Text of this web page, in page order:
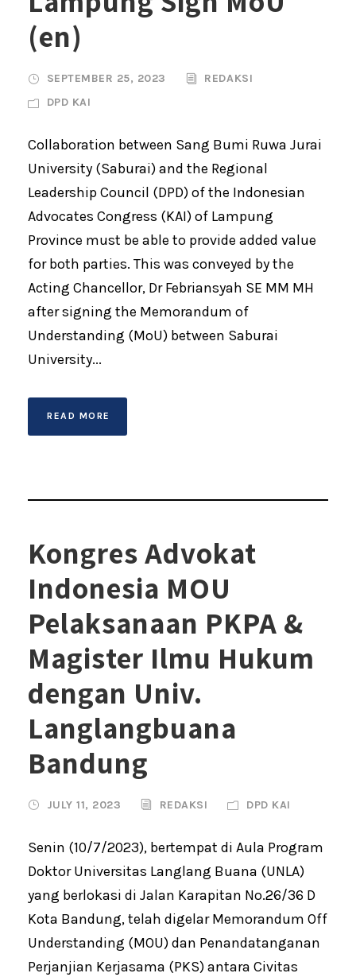
(en)
SEPTEMBER 25, 2023
REDAKSI
DPD KAI
Collaboration between Sang Bumi Ruwa Jurai
University (Saburai) and the Regional
Leadership Council (DPD) of the Indonesian
Advocates Congress (KAI) of Lampung
Province must be able to provide added value
for both parties. This was conveyed by the
Acting Chancellor, Dr Febriansyah SE MM MH
after signing the Memorandum of
Understanding (MoU) between Saburai
University...
READ MORE
Kongres Advokat
Indonesia MOU
Pelaksanaan PKPA &
Magister Ilmu Hukum
dengan Univ.
Langlangbuana
Bandung
JULY 11, 2023 REDAKSI DPD KAI
Senin (10/7/2023), bertempat di Aula Program
Doktor Universitas Langlang Buana (UNLA)
yang berlokasi di Jalan Karapitan No.26/36 D
Kota Bandung, telah digelar Memorandum Off
Understanding (MOU) dan Penandatanganan
Perjanjian Kerjasama (PKS) antara Civitas